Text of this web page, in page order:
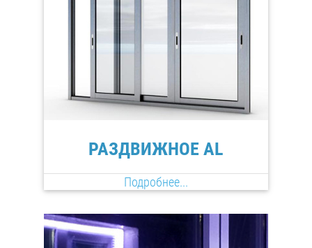
РАЗДВИЖНОЕ AL
Подробнее...